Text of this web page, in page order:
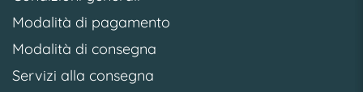
Modalità di pagamento
Modalità di consegna
Servizi alla consegna